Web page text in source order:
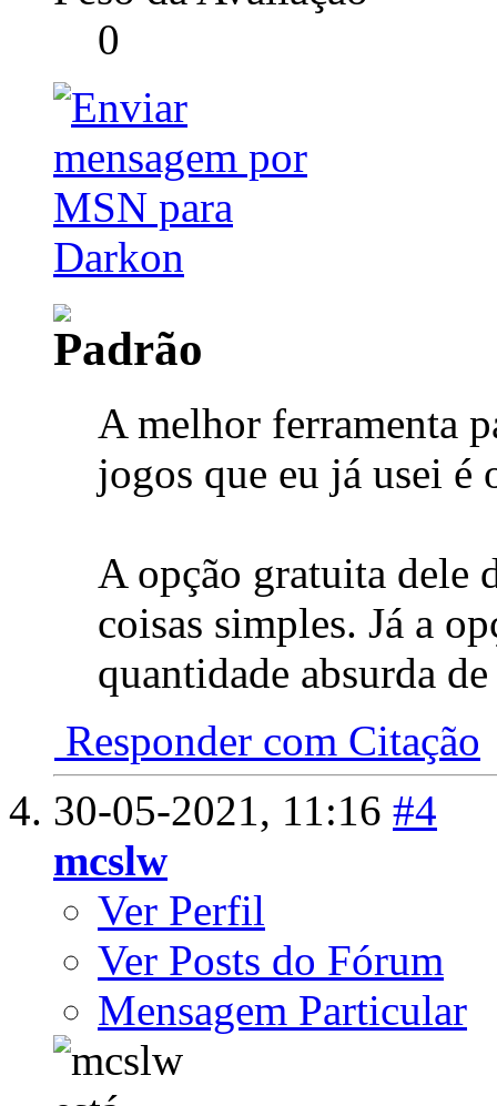
0
A melhor ferramenta
jogos que eu já usei é
A opção gratuita dele
coisas simples. Já a
quantidade absurda
Responder com Citação
30-05-2021, 11:16 #4
mcslw
Ver Perfil
Ver Posts do Fórum
Mensagem Particular